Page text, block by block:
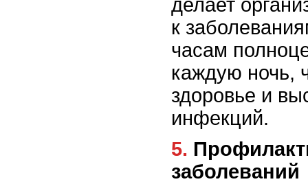
делает
к
часам
каждую ночь,
здоровье и
инфекций.
5. Профилактика простудных
заболеваний